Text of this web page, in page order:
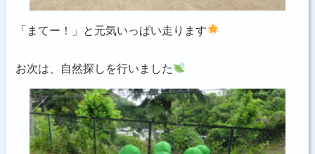
「まてー！」と元気いっぱい走ります
お次は、自然探しを行いました